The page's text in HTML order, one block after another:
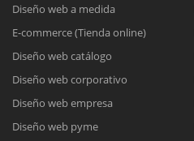
Diseño web a medida
E-commerce (Tienda online)
Diseño web catálogo
Diseño web corporativo
Diseño web empresa
Diseño web pyme